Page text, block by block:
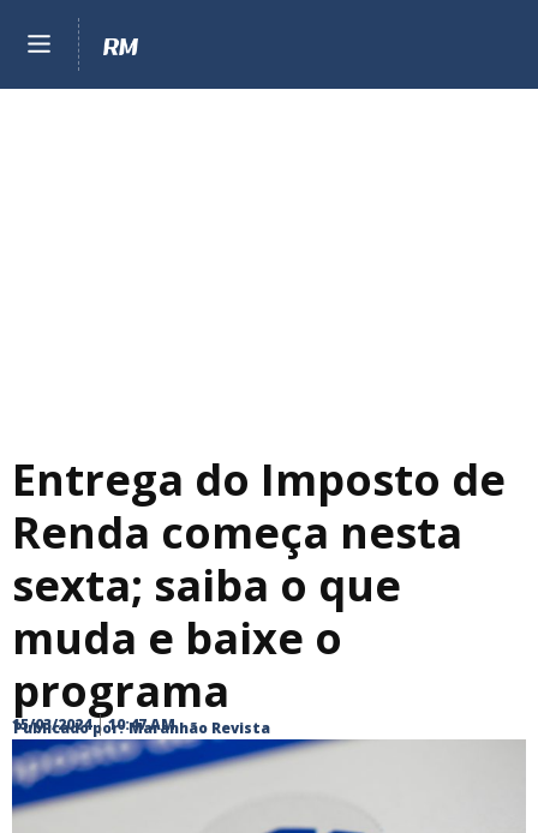
Entrega do Imposto de
Renda começa nesta
sexta; saiba o que
muda e baixe o
programa
Publicado por: Maranhão Revista
15/03/2024 10:47 AM